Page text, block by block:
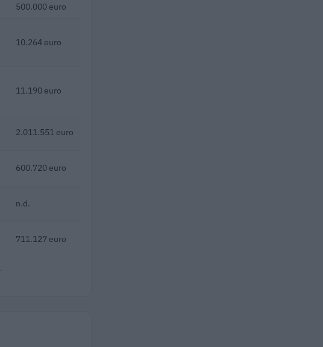
500.000 euro
10.264 euro
11.190 euro
2.011.551 euro
600.720 euro
n.d.
711.127 euro